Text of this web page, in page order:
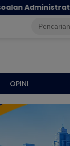
Joesoef
OPINI